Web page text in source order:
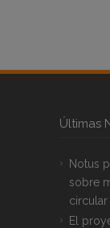
Últimas
Notus
sobre
circular
El